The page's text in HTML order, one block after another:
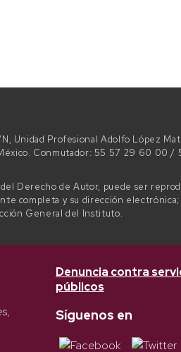
Unidad Profesional Adolfo López
Conmutador: 55 57 29 60 00 /
Derecho de Autor, puede ser
completa y su dirección electrónica;
General del Instituto.
Denuncia contra
públicos
Síguenos en